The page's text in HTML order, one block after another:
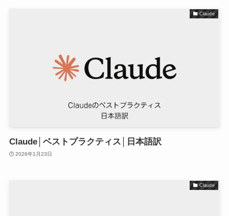
Claude
Claude│ベストプラクティス│日本語訳
2026年1月23日
Claude